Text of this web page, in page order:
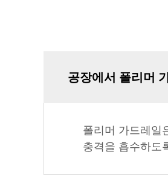
공장에서 폴리머
폴리머 가드레일
충격을 흡수하도